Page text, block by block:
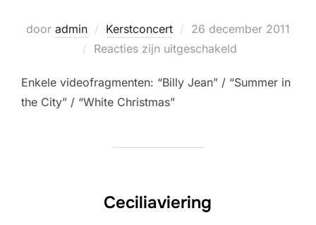
door admin Kerstconcert
Geplaatst
op
26 december 2011
Reacties zijn uitgeschakeld
Enkele videofragmenten: “Billy Jean” / “Summer in
the City” / “White Christmas”
Ceciliaviering